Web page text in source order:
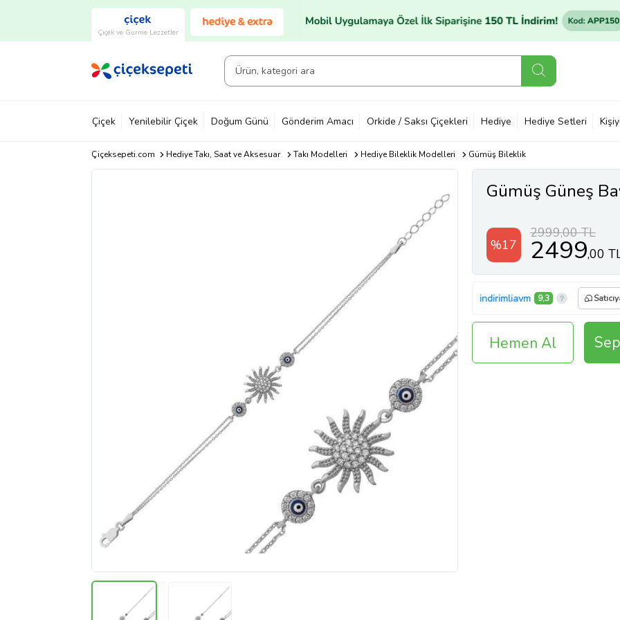
Çiçek ve Gurme Lezzetler
Çiçek Yenilebilir Çiçek Doğum Günü Gönderim Amacı Orkide / Saksı Çiçekleri Hediye Hediye Setleri
Çiçeksepeti.com Hediye Takı, Saat ve Aksesuar Takı Modelleri Hediye Bileklik Modelleri Gümüş Bileklik
Gümüş Güneş
%17
2999,00 TL
2499,00
indirimliavm 9,3
Hemen Al